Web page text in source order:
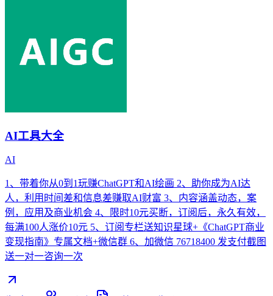
AI工具大全
AI
1、带着你从0到1玩赚ChatGPT和AI绘画 2、助你成为AI达
人，利用时间差和信息差赚取AI财富 3、内容涵盖动态，案
例，应用及商业机会 4、限时10元买断，订阅后，永久有效，
每满100人涨价10元 5、订阅专栏送知识星球+《ChatGPT商业
变现指南》专属文档+微信群 6、加微信 76718400 发支付截图
送一对一咨询一次